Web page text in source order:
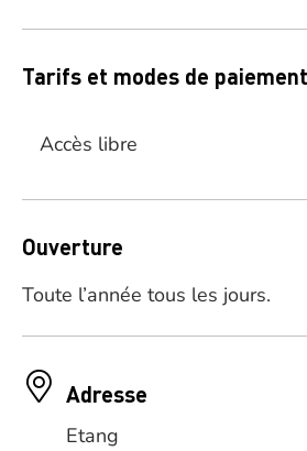
Tarifs et modes de paiement
Accès libre
Ouverture
Toute l’année tous les jours.
Adresse
Etang